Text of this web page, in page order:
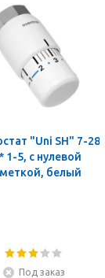
"Uni SH" 7-28
1-5, с нулевой
белый
Под заказ